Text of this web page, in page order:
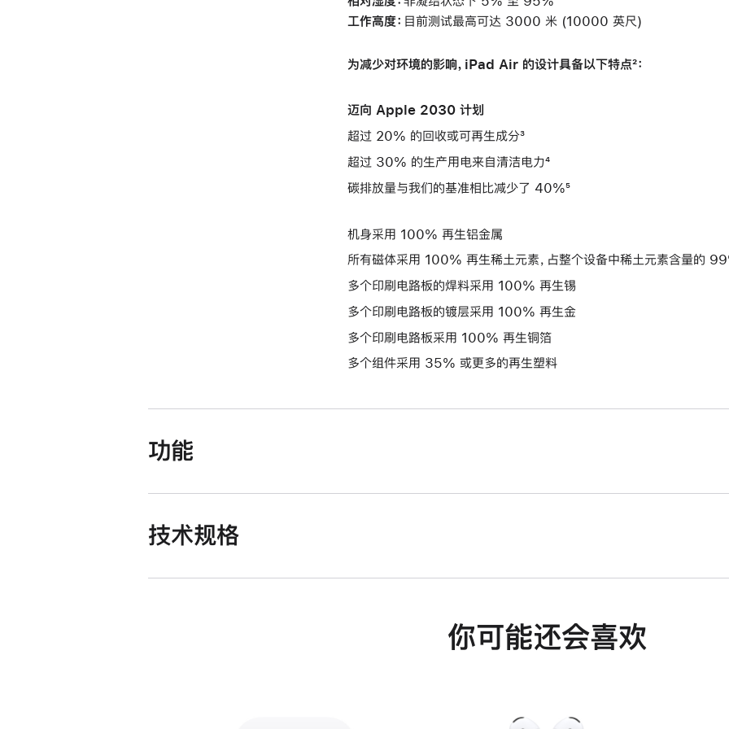
工作高度： 目前测试最高可达 3000 米 (10000 英尺)
为减少对环境的影响，iPad Air 的设计具备以下特点²：
迈向 Apple 2030 计划
超过 20% 的回收或可再生成分³
超过 30% 的生产用电来自清洁电力⁴
碳排放量与我们的基准相比减少了 40%⁵
机身采用 100% 再生铝金属
所有磁体采用 100% 再生稀土元素，占整个设备中稀土元素含量的
多个印刷电路板的焊料采用 100% 再生锡
多个印刷电路板的镀层采用 100% 再生金
多个印刷电路板采用 100% 再生铜箔
多个组件采用 35% 或更多的再生塑料
功能
技术规格
你可能还会喜欢